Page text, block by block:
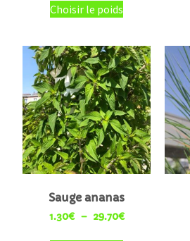
Choisir le poids
Sauge ananas
1.30€ – 29.70€